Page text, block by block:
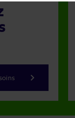
keyboard_arrow_right